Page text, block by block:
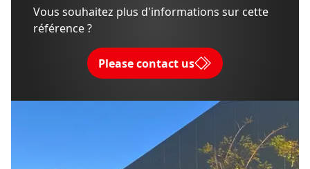
Vous souhaitez plus d'informations sur cette
référence ?
Please contact us